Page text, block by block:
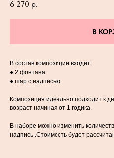
6 270 р.
В
В состав композиции входит:
● 2 фонтана
● шар с надписью
Композиция идеально подходит к
возраст начиная от 1 годика.
В наборе можно изменить
надпись .Стоимость будет